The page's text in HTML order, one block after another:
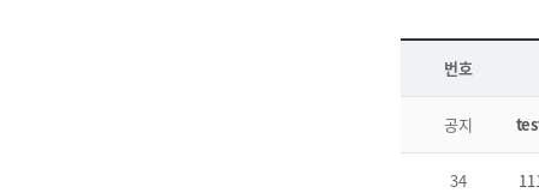
번호
공지
34